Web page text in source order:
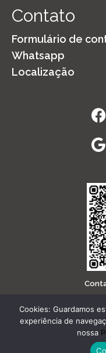
Contato
Formulário de
Whatsapp
Localização
CopyrightQ.JO
Cookies: Guardamos
experiência de
nossa